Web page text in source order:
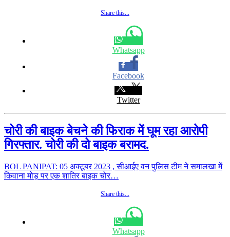
Share this...
Whatsapp
Facebook
Twitter
चोरी की बाइक बेचने की फिराक में घूम रहा आरोपी
गिरफ्तार. चोरी की दो बाइक बरामद.
BOL PANIPAT: 05 अक्टूबर 2023 , सीआईए वन पुलिस टीम ने समालखा में
किवाना मोड़ पर एक शातिर बाइक चोर…
Share this...
Whatsapp